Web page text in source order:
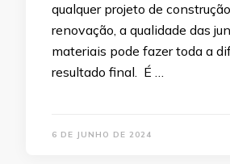
qualquer projeto de
renovação, a qualidade das
materiais pode fazer toda a
resultado final. É …
6 DE JUNHO DE 2024